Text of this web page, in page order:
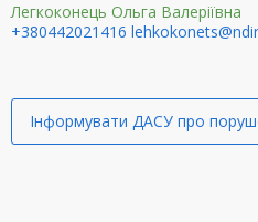
Легкоконець Ольга Валеріївна
+380442021416
Інформувати ДАСУ про